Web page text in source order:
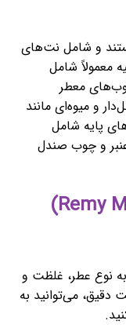
و شامل نت‌های
معمولاً شامل
معطر
و میوه‌ای مانند
پایه شامل
و چوب صندل
قیمت عطر و ادکلن (Remy Marquis)
نوع عطر، غلظت و
می‌توانید به